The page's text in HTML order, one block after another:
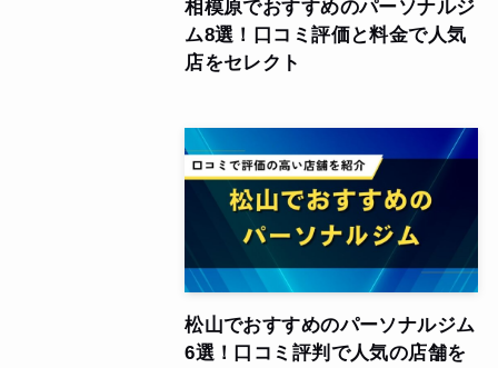
相模原でおすすめのパーソナルジ
ム8選！口コミ評価と料金で人気
店をセレクト
松山でおすすめのパーソナルジム
6選！口コミ評判で人気の店舗を